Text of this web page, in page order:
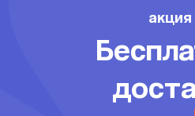
акция